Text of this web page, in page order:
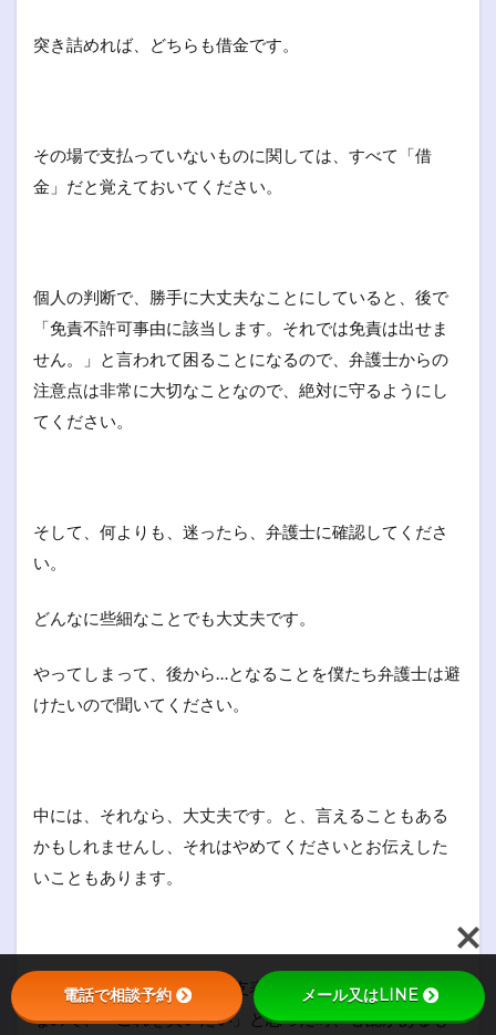
突き詰めれば、どちらも借金です。
その場で支払っていないものに関しては、すべて「借
金」だと覚えておいてください。
個人の判断で、勝手に大丈夫なことにしていると、後で
「免責不許可事由に該当します。それでは免責は出せま
せん。」と言われて困ることになるので、弁護士からの
注意点は非常に大切なことなので、絶対に守るようにし
てください。
そして、何よりも、迷ったら、弁護士に確認してくださ
い。
どんなに些細なことでも大丈夫です。
やってしまって、後から…となることを僕たち弁護士は避
けたいので聞いてください。
中には、それなら、大丈夫です。と、言えることもある
かもしれませんし、それはやめてくださいとお伝えした
いこともあります。
これは、手続き中の家計収支表、お金の使い方でも同様
なので、「これを買いたい」と思った時、心配があるも
電話で相談予約 メール又はLINE